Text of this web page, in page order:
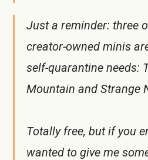
Just a reminder: three
creator-owned minis
self-quarantine needs:
Mountain and Strange
Totally free, but if you
wanted to give me